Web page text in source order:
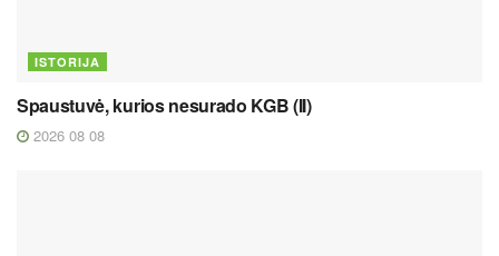
ISTORIJA
Spaustuvė, kurios nesurado KGB (II)
2026 08 08